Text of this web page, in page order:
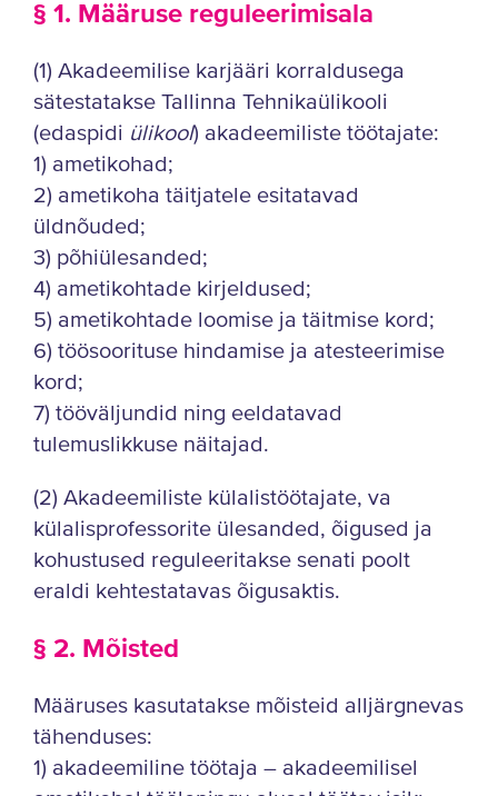
§ 1. Määruse reguleerimisala
(1) Akadeemilise karjääri korraldusega
sätestatakse Tallinna Tehnikaülikooli
(edaspidi ülikool) akadeemiliste töötajate:
1) ametikohad;
2) ametikoha täitjatele esitatavad
üldnõuded;
3) põhiülesanded;
4) ametikohtade kirjeldused;
5) ametikohtade loomise ja täitmise kord;
6) töösoorituse hindamise ja atesteerimise
kord;
7) tööväljundid ning eeldatavad
tulemuslikkuse näitajad.
(2) Akadeemiliste külalistöötajate, va
külalisprofessorite ülesanded, õigused ja
kohustused reguleeritakse senati poolt
eraldi kehtestatavas õigusaktis.
§ 2. Mõisted
Määruses kasutatakse mõisteid alljärgnevas
tähenduses:
1) akadeemiline töötaja – akadeemilisel